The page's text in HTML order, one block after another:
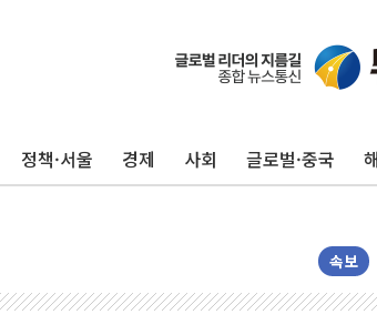
정책·서울 경제 사회 글로벌·중국
속보